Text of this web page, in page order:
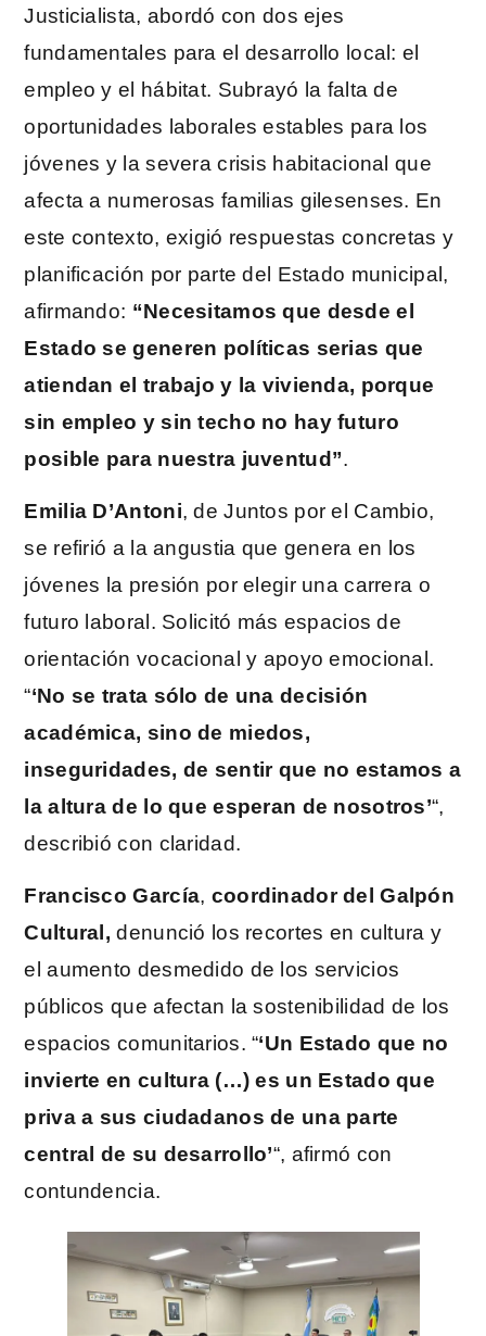
Justicialista, abordó con dos ejes
fundamentales para el desarrollo local: el
empleo y el hábitat. Subrayó la falta de
oportunidades laborales estables para los
jóvenes y la severa crisis habitacional que
afecta a numerosas familias gilesenses. En
este contexto, exigió respuestas concretas y
planificación por parte del Estado municipal,
afirmando: “Necesitamos que desde el
Estado se generen políticas serias que
atiendan el trabajo y la vivienda, porque
sin empleo y sin techo no hay futuro
posible para nuestra juventud”.
Emilia D’Antoni, de Juntos por el Cambio,
se refirió a la angustia que genera en los
jóvenes la presión por elegir una carrera o
futuro laboral. Solicitó más espacios de
orientación vocacional y apoyo emocional.
“‘No se trata sólo de una decisión
académica, sino de miedos,
inseguridades, de sentir que no estamos a
la altura de lo que esperan de nosotros’“,
describió con claridad.
Francisco García, coordinador del Galpón
Cultural, denunció los recortes en cultura y
el aumento desmedido de los servicios
públicos que afectan la sostenibilidad de los
espacios comunitarios. “‘Un Estado que no
invierte en cultura (…) es un Estado que
priva a sus ciudadanos de una parte
central de su desarrollo’“, afirmó con
contundencia.